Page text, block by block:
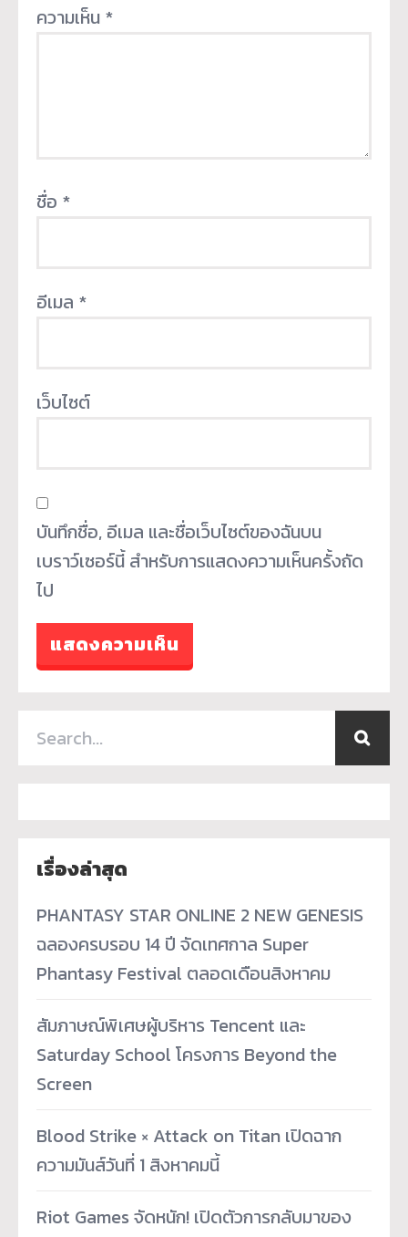
ความเห็น *
ชื่อ *
อีเมล *
เว็บไซต์
บันทึกชื่อ, อีเมล และชื่อเว็บไซต์ของฉันบน
เบราว์เซอร์นี้ สำหรับการแสดงความเห็นครั้งถัด
ไป
เรื่องล่าสุด
PHANTASY STAR ONLINE 2 NEW GENESIS
ฉลองครบรอบ 14 ปี จัดเทศกาล Super
Phantasy Festival ตลอดเดือนสิงหาคม
สัมภาษณ์พิเศษผู้บริหาร Tencent และ
Saturday School โครงการ Beyond the
Screen
Blood Strike × Attack on Titan เปิดฉาก
ความมันส์วันที่ 1 สิงหาคมนี้
Riot Games จัดหนัก! เปิดตัวการกลับมาของ